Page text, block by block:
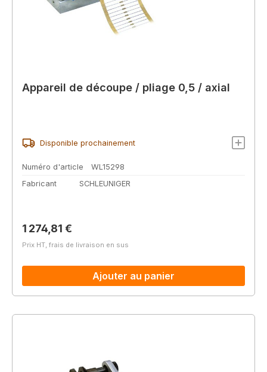
Appareil de découpe / pliage 0,5 / axial
Disponible prochainement
Numéro d'article
WL15298
Fabricant
SCHLEUNIGER
Prix régulier :
1 274,81 €
Prix HT, frais de livraison en sus
Ajouter au panier